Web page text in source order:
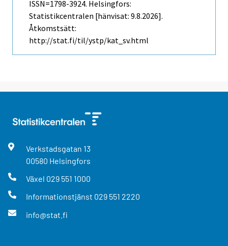
ISSN=1798-3924. Helsingfors:
Statistikcentralen [hänvisat: 9.8.2026].
Åtkomstsätt:
http://stat.fi/til/ystp/kat_sv.html
Verkstadsgatan 13
00580 Helsingfors
Växel 029 551 1000
Informationstjänst 029 551 2220
info@stat.fi